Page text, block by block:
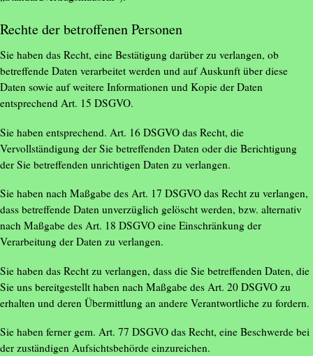
Rechte der betroffenen Personen
Sie haben das Recht, eine Bestätigung darüber zu verlangen, ob
betreffende Daten verarbeitet werden und auf Auskunft über diese
Daten sowie auf weitere Informationen und Kopie der Daten
entsprechend Art. 15 DSGVO.
Sie haben entsprechend. Art. 16 DSGVO das Recht, die
Vervollständigung der Sie betreffenden Daten oder die Berichtigung
der Sie betreffenden unrichtigen Daten zu verlangen.
Sie haben nach Maßgabe des Art. 17 DSGVO das Recht zu verlangen,
dass betreffende Daten unverzüglich gelöscht werden, bzw. alternativ
nach Maßgabe des Art. 18 DSGVO eine Einschränkung der
Verarbeitung der Daten zu verlangen.
Sie haben das Recht zu verlangen, dass die Sie betreffenden Daten, die
Sie uns bereitgestellt haben nach Maßgabe des Art. 20 DSGVO zu
erhalten und deren Übermittlung an andere Verantwortliche zu fordern.
Sie haben ferner gem. Art. 77 DSGVO das Recht, eine Beschwerde bei
der zuständigen Aufsichtsbehörde einzureichen.